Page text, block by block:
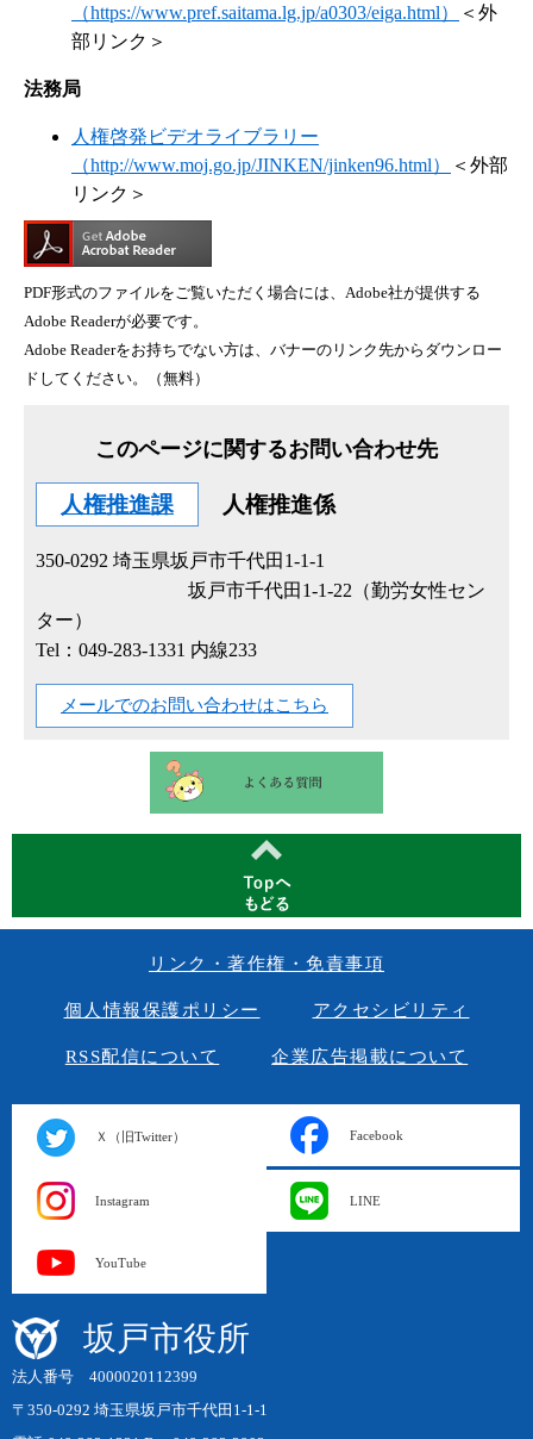
（https://www.pref.saitama.lg.jp/a0303/eiga.html）
＜外
部リンク＞
法務局
人権啓発ビデオライブラリー
（http://www.moj.go.jp/JINKEN/jinken96.html）
＜外部
リンク＞
PDF形式のファイルをご覧いただく場合には、Adobe社が提供する
Adobe Readerが必要です。
Adobe Readerをお持ちでない方は、バナーのリンク先からダウンロー
ドしてください。（無料）
このページに関するお問い合わせ先
人権推進課 人権推進係
350-0292 埼玉県坂戸市千代田1-1-1
坂戸市千代田1-1-22（勤労女性セン
ター）
Tel：049-283-1331 内線233
メールでのお問い合わせはこちら
リンク・著作権・免責事項
個人情報保護ポリシー アクセシビリティ
RSS配信について 企業広告掲載について
Ｘ（旧Twitter） Facebook
Instagram LINE
YouTube
坂戸市役所
法人番号 4000020112399
〒350-0292 埼玉県坂戸市千代田1-1-1